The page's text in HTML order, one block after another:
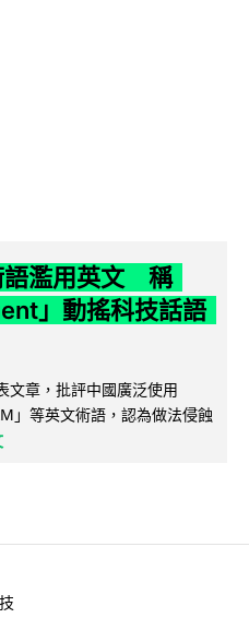
語濫用英文 稱
」動搖科技話語
文章，批評中國廣泛使用
」等英文術語，認為做法侵蝕